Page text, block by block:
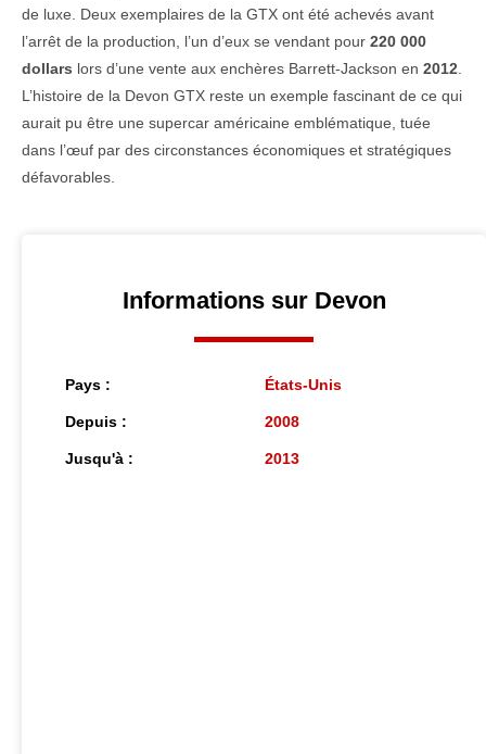
de luxe. Deux exemplaires de la GTX ont été achevés avant
l’arrêt de la production, l’un d’eux se vendant pour 220 000
dollars lors d’une vente aux enchères Barrett-Jackson en 2012.
L’histoire de la Devon GTX reste un exemple fascinant de ce qui
aurait pu être une supercar américaine emblématique, tuée
dans l’œuf par des circonstances économiques et stratégiques
défavorables.
Informations sur Devon
Pays : États-Unis
Depuis : 2008
Jusqu'à : 2013